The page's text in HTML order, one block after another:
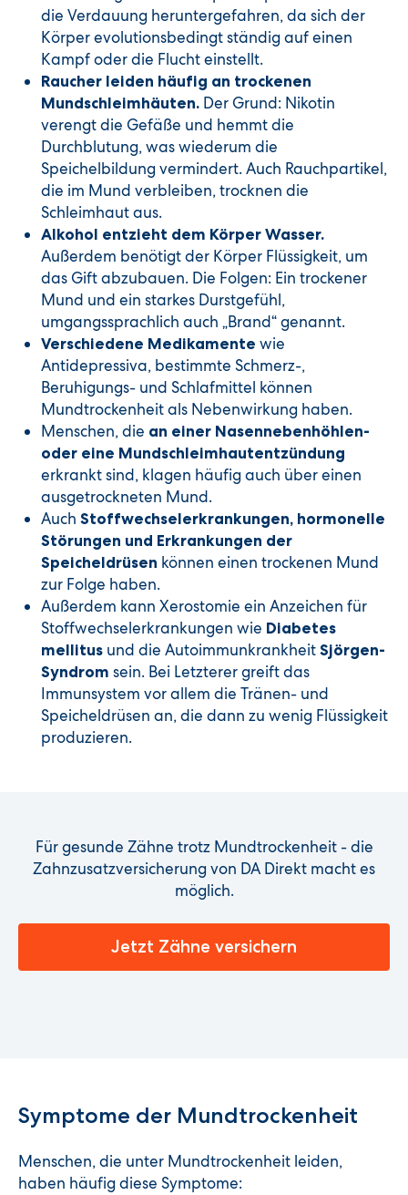
die Verdauung heruntergefahren, da sich der
Körper evolutionsbedingt ständig auf einen
Kampf oder die Flucht einstellt.
Raucher leiden häufig an trockenen
Mundschleimhäuten. Der Grund: Nikotin
verengt die Gefäße und hemmt die
Durchblutung, was wiederum die
Speichelbildung vermindert. Auch Rauchpartikel,
die im Mund verbleiben, trocknen die
Schleimhaut aus.
Alkohol entzieht dem Körper Wasser.
Außerdem benötigt der Körper Flüssigkeit, um
das Gift abzubauen. Die Folgen: Ein trockener
Mund und ein starkes Durstgefühl,
umgangssprachlich auch „Brand“ genannt.
Verschiedene Medikamente wie
Antidepressiva, bestimmte Schmerz-,
Beruhigungs- und Schlafmittel können
Mundtrockenheit als Nebenwirkung haben.
Menschen, die an einer Nasennebenhöhlen-
oder eine Mundschleimhautentzündung
erkrankt sind, klagen häufig auch über einen
ausgetrockneten Mund.
Auch Stoffwechselerkrankungen, hormonelle
Störungen und Erkrankungen der
Speicheldrüsen können einen trockenen Mund
zur Folge haben.
Außerdem kann Xerostomie ein Anzeichen für
Stoffwechselerkrankungen wie Diabetes
mellitus und die Autoimmunkrankheit Sjörgen-
Syndrom sein. Bei Letzterer greift das
Immunsystem vor allem die Tränen- und
Speicheldrüsen an, die dann zu wenig Flüssigkeit
produzieren.
Für gesunde Zähne trotz Mundtrockenheit - die
Zahnzusatzversicherung von DA Direkt macht es
möglich.
Jetzt Zähne versichern
Symptome der Mundtrockenheit
Menschen, die unter Mundtrockenheit leiden,
haben häufig diese Symptome: